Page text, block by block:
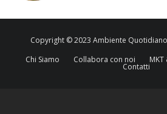
Copyright © 2023 Ambiente
Chi Siamo
Collabora con noi
Contatti